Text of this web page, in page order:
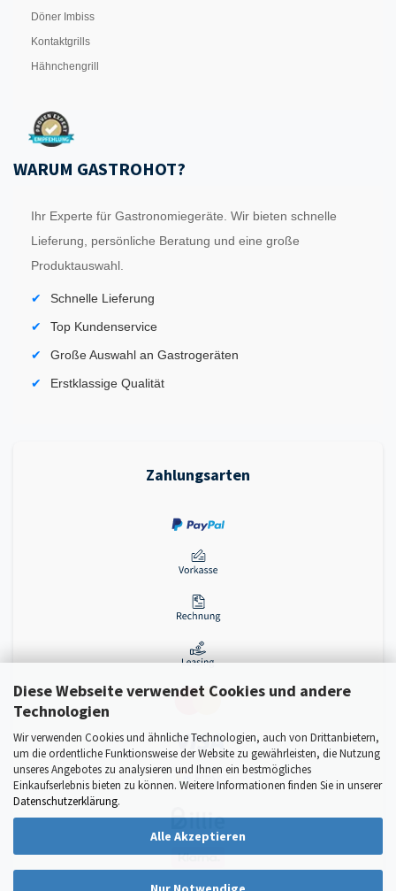
Diese Webseite verwendet Cookies und andere
Technologien
Wir verwenden Cookies und ähnliche Technologien, auch von Drittanbietern,
um die ordentliche Funktionsweise der Website zu gewährleisten, die Nutzung
unseres Angebotes zu analysieren und Ihnen ein bestmögliches
Einkaufserlebnis bieten zu können. Weitere Informationen finden Sie in unserer
Datenschutzerklärung.
Alle Akzeptieren
Döner Imbiss
Kontaktgrills
Hähnchengrill
WARUM GASTROHOT?
Ihr Experte für Gastronomiegeräte. Wir bieten schnelle
Lieferung, persönliche Beratung und eine große
Produktauswahl.
Schnelle Lieferung
Top Kundenservice
Große Auswahl an Gastrogeräten
Erstklassige Qualität
Zahlungsarten